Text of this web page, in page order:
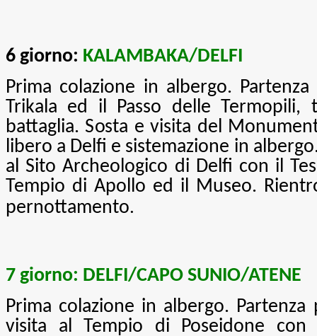
6 giorno: KALAMBAKA/DELFI
Prima colazione in albergo.
Trikala ed il Passo delle Termopili,
battaglia. Sosta e visita del
libero a Delfi e sistemazione in
al Sito Archeologico di Delfi con il
Tempio di Apollo ed il Museo.
pernottamento.
7 giorno: DELFI/CAPO SUNIO/ATENE
Prima colazione in albergo. Partenza
visita al Tempio di Poseidone